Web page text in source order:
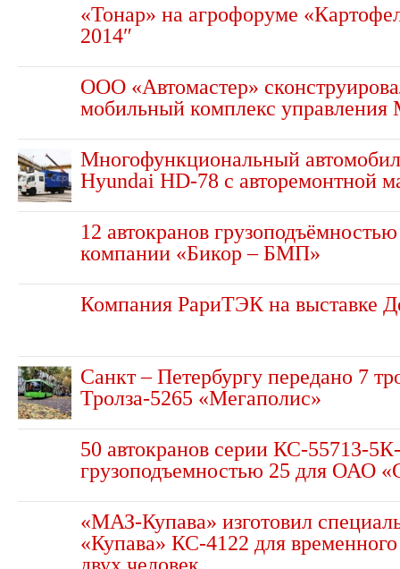
«Тонар» на агрофоруме
2014″
ООО «Автомастер»
мобильный комплекс
Многофункциональный
Hyundai HD-78 с авторемонтной
12 автокранов
компании «Бикор – БМП»
Компания РариТЭК на выставке
Санкт – Петербургу передано 7
Тролза-5265 «Мегаполис»
50 автокранов серии КС-55713-
грузоподъемностью 25 для ОАО
«МАЗ-Купава» изготовил
«Купава» КС-4122 для
двух человек